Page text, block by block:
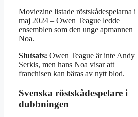
Moviezine listade röstskådespelarna i
maj 2024 – Owen Teague ledde
ensemblen som den unge apmannen
Noa.
Slutsats: Owen Teague är inte Andy
Serkis, men hans Noa visar att
franchisen kan bäras av nytt blod.
Svenska röstskådespelare i
dubbningen